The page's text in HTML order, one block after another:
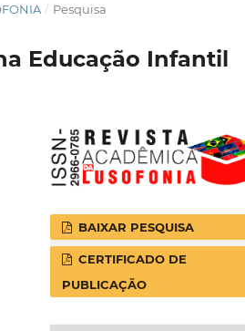
/ Pesquisa
Educação Infantil
BAIXAR PESQUISA
CERTIFICADO DE
PUBLICAÇÃO